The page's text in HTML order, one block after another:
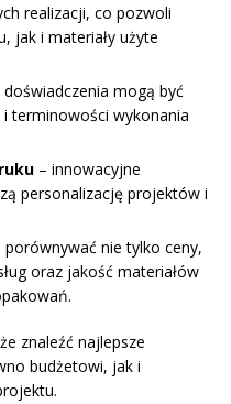
realizacji, co pozwoli
jak i materiały użyte
doświadczenia mogą być
terminowości wykonania
– innowacyjne
personalizację projektów i
porównywać nie tylko ceny,
oraz jakość materiałów
znaleźć najlepsze
budżetowi, jak i